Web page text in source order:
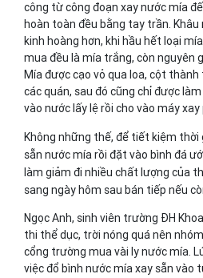
công từ công đoạn xay nước mía
hoàn toàn đều bằng tay trần.
kinh hoàng hơn, khi hầu hết loại
mua đều là mía trắng, còn nguyên
Mía được cạo vỏ qua loa, cột
các quán, sau đó cũng chỉ được
vào nước lấy lệ rồi cho vào máy xay
Không những thế, để tiết kiệm thời
sẵn nước mía rồi đặt vào bình đá
làm giảm đi nhiều chất lượng của
sang ngày hôm sau bán tiếp nếu
Ngọc Anh, sinh viên trường ĐH
thi thể dục, trời nóng quá nên
cổng trường mua vài ly nước mía.
việc đổ bình nước mía xay sẵn vào